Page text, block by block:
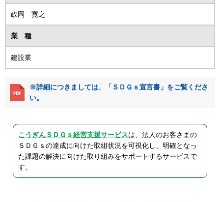
政岡 寛之
業 種
建設業
※詳細につきましては、「ＳＤＧｓ宣言書」をご覧くださ
い。
こうぎんＳＤＧｓ経営支援サービスは、法人のお客さまの
ＳＤＧｓの達成に向けた取組状況を可視化し、明確となっ
た課題の解決に向けた取り組みをサポートするサービスで
す。